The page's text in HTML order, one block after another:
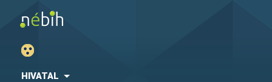
HIVATAL